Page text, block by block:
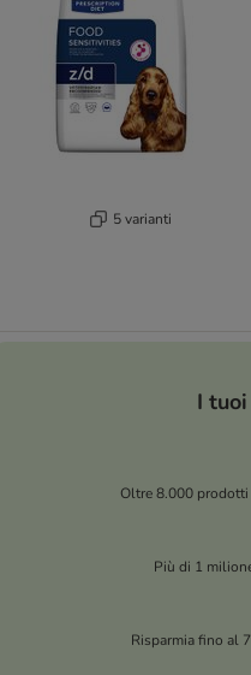
5 varianti
I
Oltre 8.000
Più di 1
Risparmia fino al